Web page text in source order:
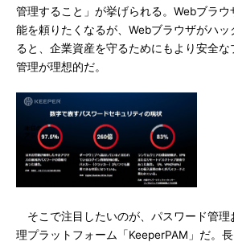
管理すること」が挙げられる。Webブラ
能を頼りたくなるが、Webブラウザがハッ
ると、企業資産を守るためにもより安全
管理が理想的だ。
そこで注目したいのが、パスワード管理
理プラットフォーム「KeeperPAM」だ。